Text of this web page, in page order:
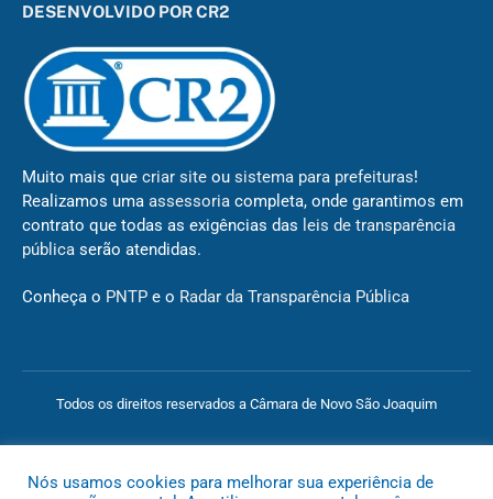
DESENVOLVIDO POR CR2
Muito mais que criar site ou sistema para prefeituras!
Realizamos uma assessoria completa, onde garantimos em
contrato que todas as exigências das leis de transparência
pública serão atendidas.
Conheça o PNTP e o Radar da Transparência Pública
Todos os direitos reservados a Câmara de Novo São Joaquim
Nós usamos cookies para melhorar sua experiência de